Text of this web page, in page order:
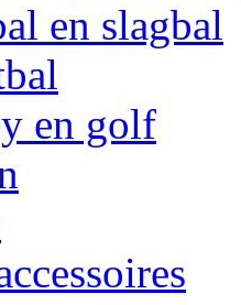
en slagbal
en golf